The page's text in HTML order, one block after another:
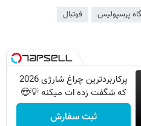
پرسپولیس فوتبال
پرکاربردترین چراغ شارژی 2026
که شگفت زده ات میکنه 💡😍
ثبت سفارش